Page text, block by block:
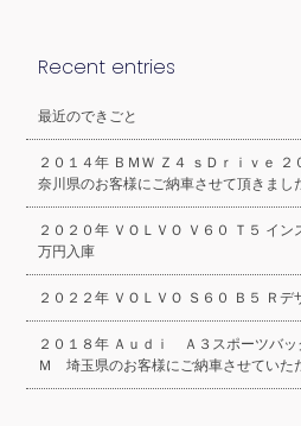
Recent entries
最近のできごと
２０１４年 ＢＭＷ Ｚ４ ｓＤｒｉｖｅ
奈川県のお客様にご納車させて頂きまし
２０２０年 ＶＯＬＶＯ Ｖ６０ Ｔ５ イ
万円入庫
２０２２年 ＶＯＬＶＯ Ｓ６０ Ｂ５ Ｒ
２０１８年 Ａｕｄｉ Ａ３スポーツバ
Ｍ 埼玉県のお客様にご納車させていた